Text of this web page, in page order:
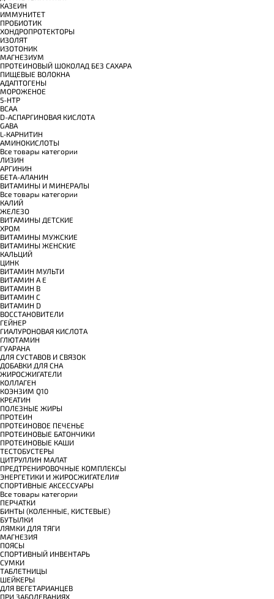
КАЗЕИН
ИММУНИТЕТ
ПРОБИОТИК
ХОНДРОПРОТЕКТОРЫ
ИЗОЛЯТ
ИЗОТОНИК
МАГНЕЗИУМ
ПРОТЕИНОВЫЙ ШОКОЛАД БЕЗ САХАРА
ПИЩЕВЫЕ ВОЛОКНА
АДАПТОГЕНЫ
МОРОЖЕНОЕ
5-HTP
BCAA
D-АСПАРГИНОВАЯ КИСЛОТА
GABA
L-КАРНИТИН
АМИНОКИСЛОТЫ
Все товары категории
ЛИЗИН
АРГИНИН
БЕТА-АЛАНИН
ВИТАМИНЫ И МИНЕРАЛЫ
Все товары категории
КАЛИЙ
ЖЕЛЕЗО
ВИТАМИНЫ ДЕТСКИЕ
ХРОМ
ВИТАМИНЫ МУЖСКИЕ
ВИТАМИНЫ ЖЕНСКИЕ
КАЛЬЦИЙ
ЦИНК
ВИТАМИН МУЛЬТИ
ВИТАМИН A E
ВИТАМИН B
ВИТАМИН C
ВИТАМИН D
ВОССТАНОВИТЕЛИ
ГЕЙНЕР
ГИАЛУРОНОВАЯ КИСЛОТА
ГЛЮТАМИН
ГУАРАНА
ДЛЯ СУСТАВОВ И СВЯЗОК
ДОБАВКИ ДЛЯ СНА
ЖИРОСЖИГАТЕЛИ
КОЛЛАГЕН
КОЭНЗИМ Q10
КРЕАТИН
ПОЛЕЗНЫЕ ЖИРЫ
ПРОТЕИН
ПРОТЕИНОВОЕ ПЕЧЕНЬЕ
ПРОТЕИНОВЫЕ БАТОНЧИКИ
ПРОТЕИНОВЫЕ КАШИ
ТЕСТОБУСТЕРЫ
ЦИТРУЛЛИН МАЛАТ
ПРЕДТРЕНИРОВОЧНЫЕ КОМПЛЕКСЫ
ЭНЕРГЕТИКИ И ЖИРОСЖИГАТЕЛИ#
СПОРТИВНЫЕ АКСЕССУАРЫ
Все товары категории
ПЕРЧАТКИ
БИНТЫ (КОЛЕННЫЕ, КИСТЕВЫЕ)
БУТЫЛКИ
ЛЯМКИ ДЛЯ ТЯГИ
МАГНЕЗИЯ
ПОЯСЫ
СПОРТИВНЫЙ ИНВЕНТАРЬ
СУМКИ
ТАБЛЕТНИЦЫ
ШЕЙКЕРЫ
ДЛЯ ВЕГЕТАРИАНЦЕВ
ПРИ ЗАБОЛЕВАНИЯХ